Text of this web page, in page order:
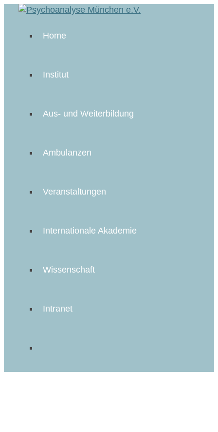
Home
Institut
Aus- und Weiterbildung
Ambulanzen
Veranstaltungen
Internationale Akademie
Wissenschaft
Intranet